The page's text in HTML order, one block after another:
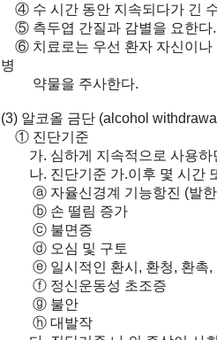
④ 수 시간 동안 지속되다가 긴
⑤ 측두엽 간질과 감별을 요한다.
⑥ 치료로는 우선 환자 자신이나
병
약물을 주사한다.
(3) 알코올 금단 (alcohol
① 진단기준
가. 심하게 지속적으로 사용하
나. 진단기준 가.이후 몇 시간 또
ⓐ 자율신경계 기능항진 (발한
ⓑ 손 떨림 증가
ⓒ 불면증
ⓓ 오심 및 구토
ⓔ 일시적인 환시, 환청, 환촉,
ⓕ 정신운동성 초조증
ⓖ 불안
ⓗ 대발작